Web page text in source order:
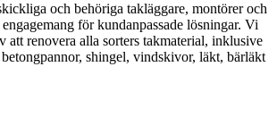
och behöriga takläggare, montörer och
för kundanpassade lösningar. Vi
att renovera alla sorters takmaterial, inklusive
shingel, vindskivor, läkt, bärläkt